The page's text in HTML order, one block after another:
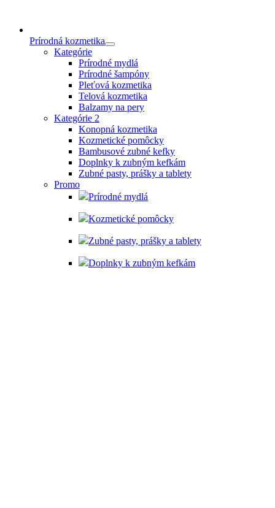
Prírodná kozmetika
Kategórie
Prírodné mydlá
Prírodné šampóny
Pleťová kozmetika
Telová kozmetika
Balzamy na pery
Kategórie 2
Konopná kozmetika
Kozmetické pomôcky
Bambusové zubné kefky
Doplnky k zubným kefkám
Zubné pasty, prášky a tablety
Promo
Prírodné mydlá
Kozmetické pomôcky
Zubné pasty, prášky a tablety
Doplnky k zubným kefkám